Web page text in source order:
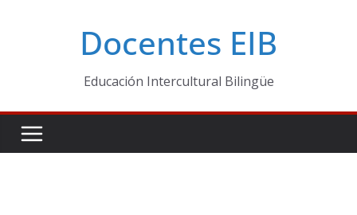
Docentes EIB
Educación Intercultural Bilingüe